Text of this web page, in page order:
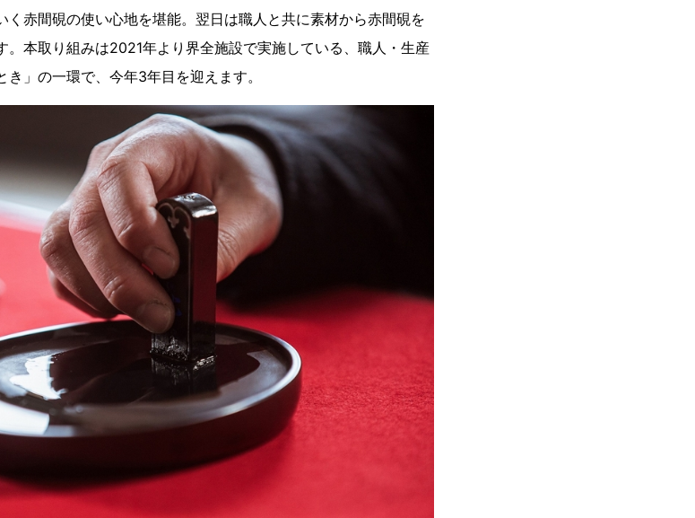
く赤間硯の使い心地を堪能。翌日は職人と共に素材から赤間硯を
。本取り組みは2021年より界全施設で実施している、職人・生産
」の一環で、今年3年目を迎えます。